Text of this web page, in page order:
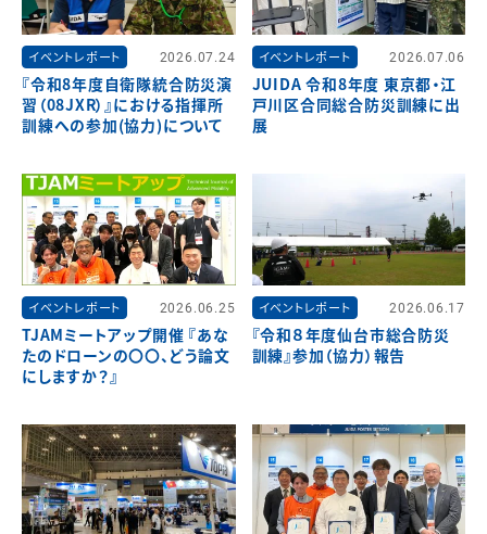
イベントレポート 2026.07.24
『令和8年度自衛隊統合防災演
習（08JXR）』における指揮所
訓練への参加(協力)について
イベントレポート 2026.07.06
JUIDA 令和8年度 東京都・江
戸川区合同総合防災訓練に出
展
イベントレポート 2026.06.25
TJAMミートアップ開催 『あな
たのドローンの〇〇、どう論文
にしますか？』
イベントレポート 2026.06.17
『令和８年度仙台市総合防災
訓練』参加（協力）報告